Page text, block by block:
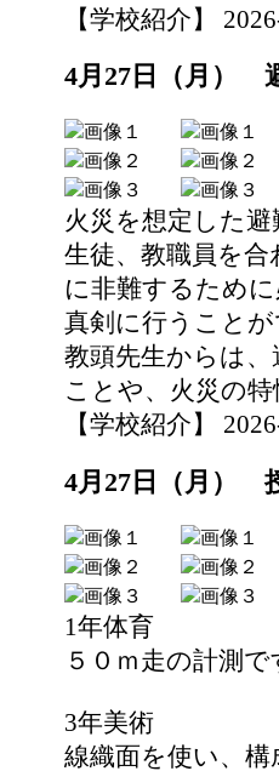
【学校紹介】
4月27日（月）
火災を想定した
生徒、教職員を
に非難するため
真剣に行うこと
教頭先生からは
ことや、火災の
【学校紹介】
4月27日（月）
1年体育
５０ｍ走の計測
3年美術
線織面を使い、